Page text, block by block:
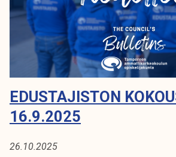
i
k
l
i
j
u
S
T
N
K
O
n
o
k
o
u
s
t
i
e
EDUSTAJISTON
16.9.2025
26.10.2025